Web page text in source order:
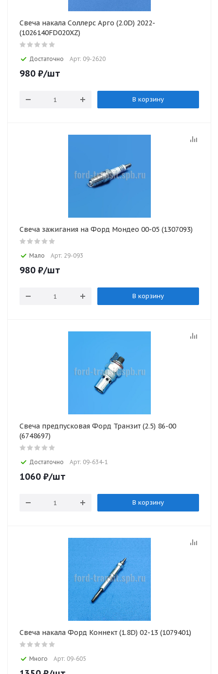
Свеча накала Соллерс Арго (2.0D) 2022-
(1026140FD020XZ)
Достаточно Арт: 09-2620
980 ₽/шт
В корзину
Свеча зажигания на Форд Мондео 00-05 (1307093)
Мало Арт: 29-093
980 ₽/шт
В корзину
Свеча предпусковая Форд Транзит (2.5) 86-00
(6748697)
Достаточно Арт: 09-634-1
1060 ₽/шт
В корзину
Свеча накала Форд Коннект (1.8D) 02-13 (1079401)
Много Арт: 09-605